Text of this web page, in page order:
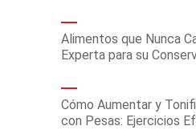
Alimentos que Nunca
Experta para su
Cómo Aumentar y
con Pesas: Ejercicios